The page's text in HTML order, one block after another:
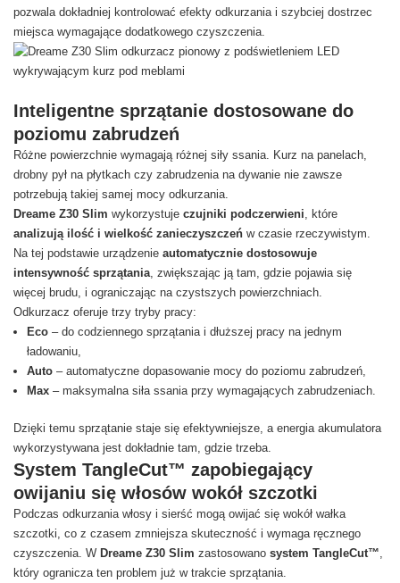
pozwala dokładniej kontrolować efekty odkurzania i szybciej dostrzec
miejsca wymagające dodatkowego czyszczenia.
Inteligentne sprzątanie dostosowane do
poziomu zabrudzeń
Różne powierzchnie wymagają różnej siły ssania. Kurz na panelach,
drobny pył na płytkach czy zabrudzenia na dywanie nie zawsze
potrzebują takiej samej mocy odkurzania.
Dreame Z30 Slim wykorzystuje czujniki podczerwieni, które
analizują ilość i wielkość zanieczyszczeń w czasie rzeczywistym.
Na tej podstawie urządzenie automatycznie dostosowuje
intensywność sprzątania, zwiększając ją tam, gdzie pojawia się
więcej brudu, i ograniczając na czystszych powierzchniach.
Odkurzacz oferuje trzy tryby pracy:
Eco – do codziennego sprzątania i dłuższej pracy na jednym
ładowaniu,
Auto – automatyczne dopasowanie mocy do poziomu zabrudzeń,
Max – maksymalna siła ssania przy wymagających zabrudzeniach.
Dzięki temu sprzątanie staje się efektywniejsze, a energia akumulatora
wykorzystywana jest dokładnie tam, gdzie trzeba.
System TangleCut™ zapobiegający
owijaniu się włosów wokół szczotki
Podczas odkurzania włosy i sierść mogą owijać się wokół wałka
szczotki, co z czasem zmniejsza skuteczność i wymaga ręcznego
czyszczenia. W Dreame Z30 Slim zastosowano system TangleCut™,
który ogranicza ten problem już w trakcie sprzątania.